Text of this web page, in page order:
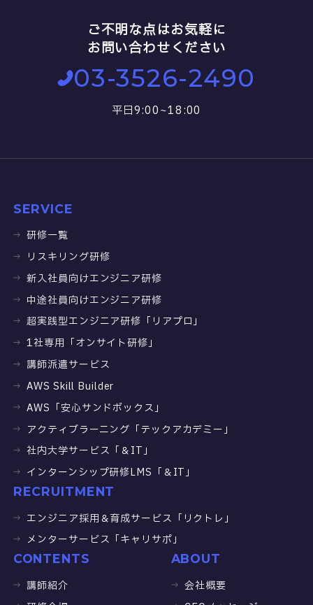
ご不明な点はお気軽に
お問い合わせください
03-3526-2490
平日9:00~18:00
SERVICE
研修一覧
リスキリング研修
新入社員向けエンジニア研修
中途社員向けエンジニア研修
超実践型エンジニア研修「リアプロ」
1社専用「オンサイト研修」
講師派遣サービス
AWS Skill Builder
AWS「安心サンドボックス」
アクティブラーニング「テックアカデミー」
社内大学サービス「＆IT」
インターンシップ研修LMS「＆IT」
RECRUITMENT
エンジニア採用＆育成サービス「リクトレ」
メンターサービス「キャリサポ」
CONTENTS
講師紹介
ABOUT
会社概要